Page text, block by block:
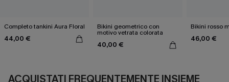
Completo tankini Aura Floral
44,00 €
Bikini geometrico con
motivo vetrata colorata
40,00 €
Bikini rosso
46,00 €
ACQUISTATI FREQUENTEMENTE INSIEME